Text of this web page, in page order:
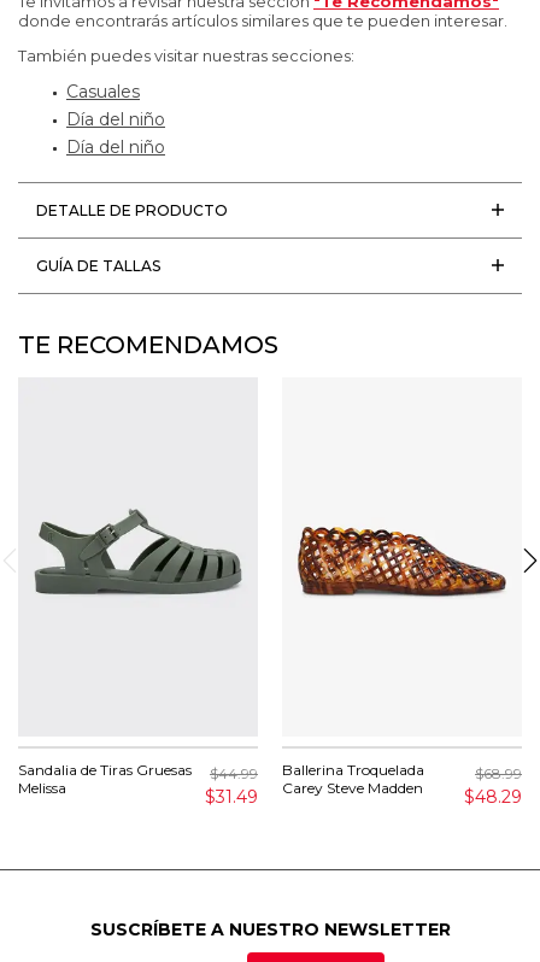
donde encontrarás artículos similares que te pueden interesar.
También puedes visitar nuestras secciones:
Casuales
Día del niño
Día del niño
DETALLE DE PRODUCTO
GUÍA DE TALLAS
TE RECOMENDAMOS
Sandalia de Tiras Gruesas
Melissa
$44.99
$31.49
Ballerina Troquelada
Carey Steve Madden
$68.99
$48.29
SUSCRÍBETE A NUESTRO NEWSLETTER